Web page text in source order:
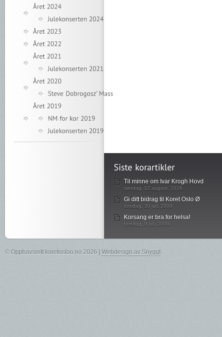
Til minne om Ivar Krogh Hovd
søndag, 12 august, 2018
Gi ditt bidrag til Koret Oslo Ø
torsdag, 30 juli, 2009
Korsang er bra for helsa!
torsdag, 9 juli, 2009
© Opphavsrett koretosloo.no 2026 | Webdesign av Snyggt